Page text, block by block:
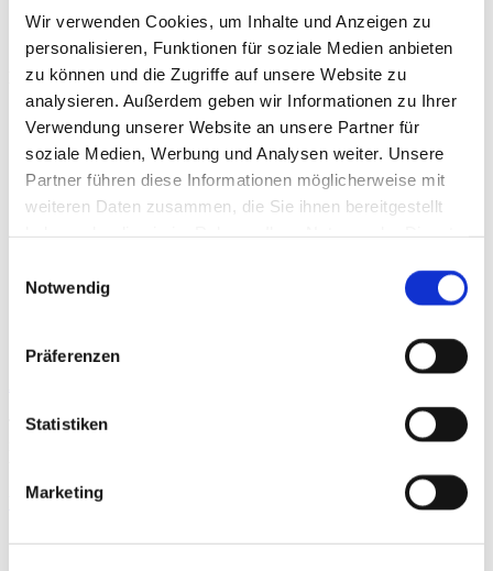
Wir verwenden Cookies, um Inhalte und Anzeigen zu
personalisieren, Funktionen für soziale Medien anbieten
zu können und die Zugriffe auf unsere Website zu
analysieren. Außerdem geben wir Informationen zu Ihrer
Verwendung unserer Website an unsere Partner für
soziale Medien, Werbung und Analysen weiter. Unsere
Partner führen diese Informationen möglicherweise mit
weiteren Daten zusammen, die Sie ihnen bereitgestellt
Notwendig
Präferenzen
Statistiken
Marketing
Beiträge
The AlterG is a treadmill that allows virtually natural running under
reduced gravity using differential air pressure technology. The user
Weiterlesen »